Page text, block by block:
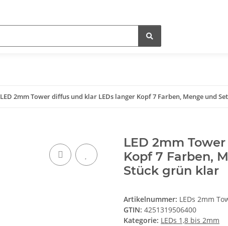
LED 2mm Tower diffus und klar LEDs langer Kopf 7 Farben, Menge und
LED 2mm
Kopf 7 Farben,
Stück grün klar
Artikelnummer: LEDs 2mm
GTIN: 4251319506400
Kategorie: LEDs 1,8 bis 2mm